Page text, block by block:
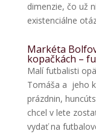
dimenzie, čo už
existenciálne
Markéta
kopačkách –
Malí futbalisti
Tomáša a jeho
prázdnin,
chcel v lete
vydať na